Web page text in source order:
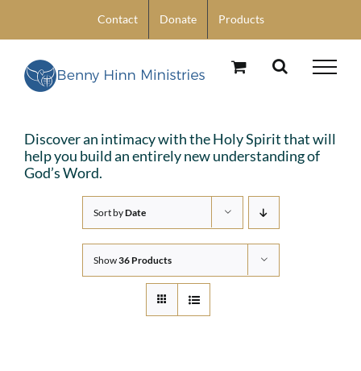
content
Contact Donate Products
Discover an intimacy with the Holy Spirit that will
help you build an entirely new understanding of
God’s Word.
Sort byDate
Show36 Products